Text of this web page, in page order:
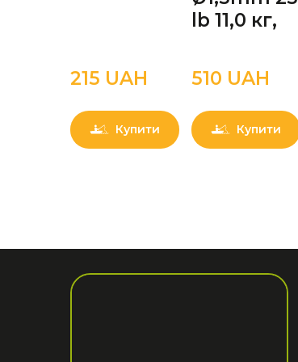
215 UAН
Купити
lb 11,0 кг,
510 UAН
Купити